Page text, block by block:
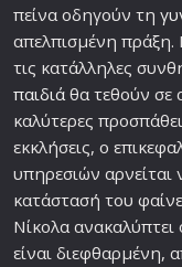
πείνα οδηγούν τη
απελπισμένη πράξη.
τις κατάλληλες
παιδιάθα τεθούν σε
καλύτερες
εκκλήσεις, ο
υπηρεσιών αρνείται
κατάστασή του
Νίκολα ανακαλύπτει
είναι διεφθαρμένη,